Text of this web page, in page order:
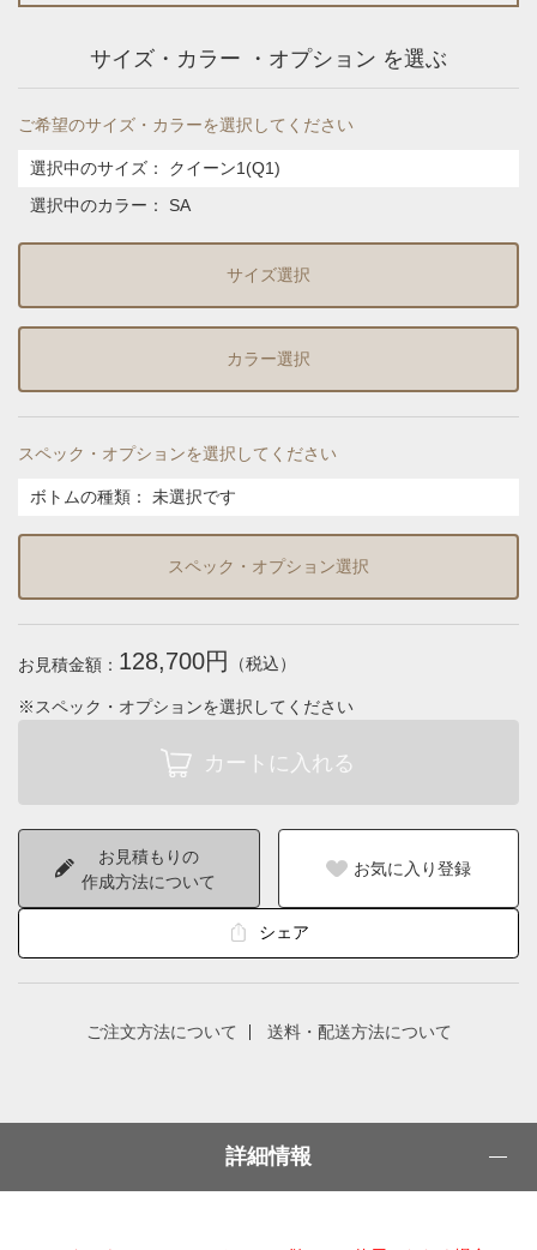
サイズ・カラー ・オプション を選ぶ
ご希望のサイズ・カラーを選択してください
選択中のサイズ：
クイーン1(Q1)
選択中のカラー：
SA
サイズ選択
カラー選択
スペック・オプションを選択してください
ボトムの種類 ： 未選択です
スペック・オプション選択
お見積金額： 128,700円 （税込）
※スペック・オプションを選択してください
お見積もりの
作成方法について
お気に入り登録
シェア
ご注文方法について 送料・配送方法について
詳細情報